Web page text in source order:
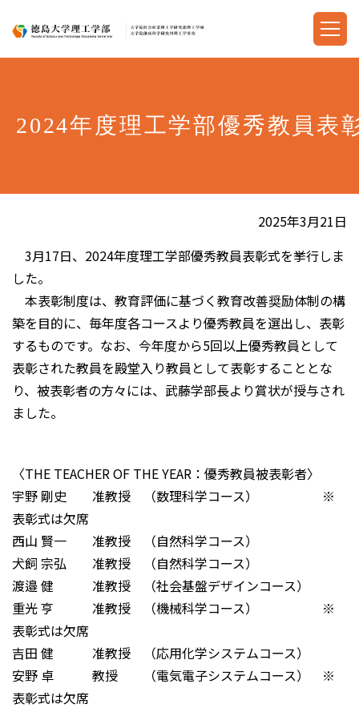
2024年度理工学部優秀教員表
2025年3月21日
3月17日、2024年度理工学部優秀教員表彰式を挙行しま
した。
本表彰制度は、教育評価に基づく教育改善奨励体制の構
築を目的に、毎年度各コースより優秀教員を選出し、表彰
するものです。なお、今年度から5回以上優秀教員として
表彰された教員を殿堂入り教員として表彰することとな
り、被表彰者の方々には、武藤学部長より賞状が授与され
ました。
〈THE TEACHER OF THE YEAR：優秀教員被表彰者〉
宇野 剛史 准教授 （数理科学コース） ※
表彰式は欠席
西山 賢一 准教授 （自然科学コース）
犬飼 宗弘 准教授 （自然科学コース）
渡邉 健 准教授 （社会基盤デザインコース）
重光 亨 准教授 （機械科学コース） ※
表彰式は欠席
吉田 健 准教授 （応用化学システムコース）
安野 卓 教授 （電気電子システムコース） ※
表彰式は欠席